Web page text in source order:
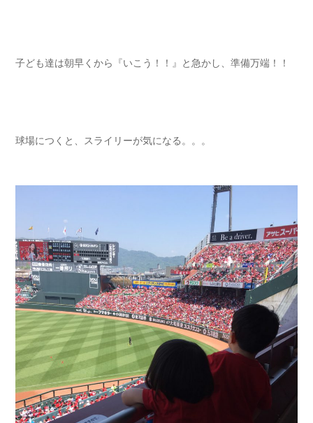
子ども達は朝早くから『いこう！！』と急かし、準備万端！！
球場につくと、スライリーが気になる。。。